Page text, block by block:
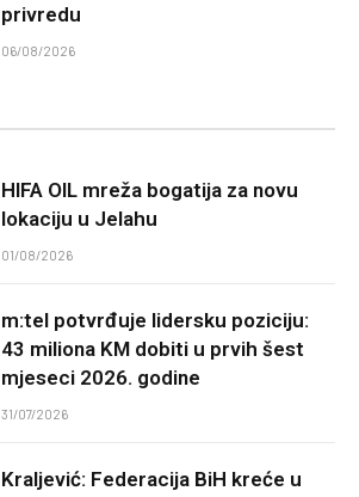
privredu
06/08/2026
HIFA OIL mreža bogatija za novu
lokaciju u Jelahu
01/08/2026
m:tel potvrđuje lidersku poziciju:
43 miliona KM dobiti u prvih šest
mjeseci 2026. godine
31/07/2026
Kraljević: Federacija BiH kreće u